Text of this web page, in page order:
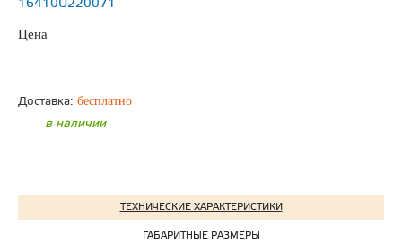
Цена
Доставка: бесплатно
в наличии
ТЕХНИЧЕСКИЕ ХАРАКТЕРИСТИКИ
ГАБАРИТНЫЕ РАЗМЕРЫ